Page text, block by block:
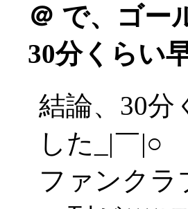
＠ で、ゴー
30分くらい
結論、30分
した_|￣|○
ファンクラ